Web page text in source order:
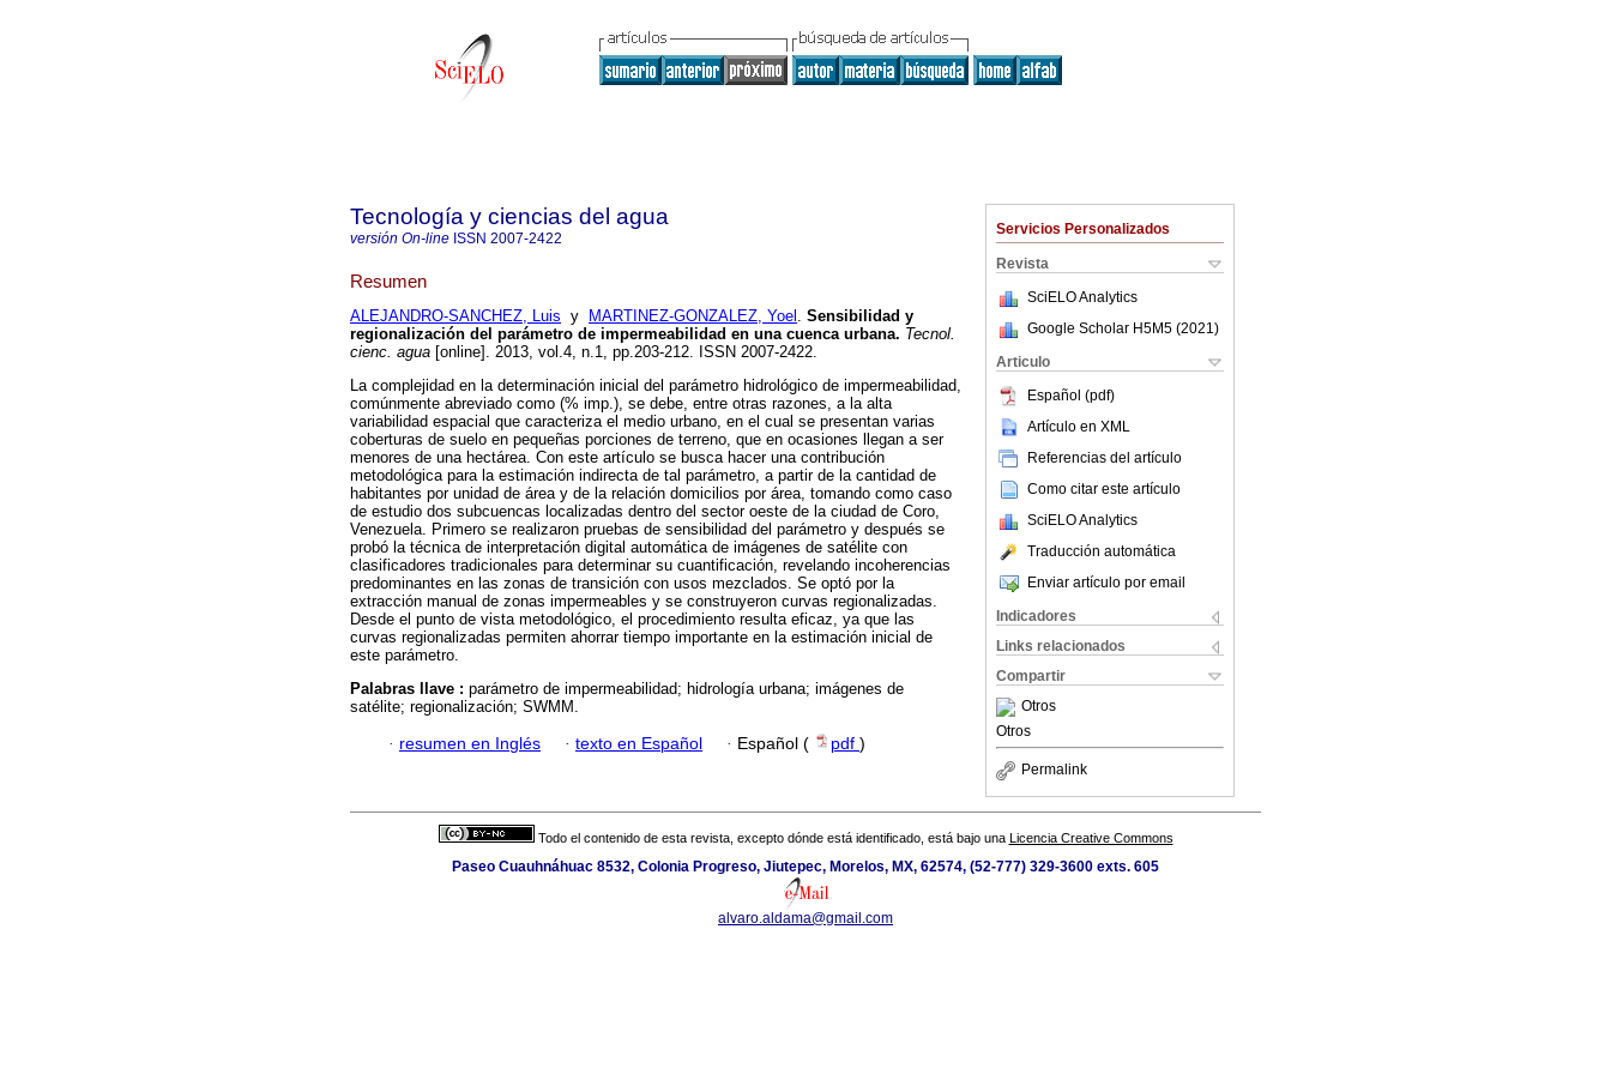
Servicios Personalizados
Revista
SciELO Analytics
Google Scholar H5M5 (2021 )
Articulo
Español (pdf)
Artículo en XML
Referencias del artículo
Como citar este artículo
SciELO Analytics
Traducción automática
Enviar artículo por email
Indicadores
Links relacionados
Compartir
Otros
Otros
Permalink
Tecnología y ciencias del agua
versión On-line ISSN 2007-2422
Resumen
ALEJANDRO-SANCHEZ, Luis y MARTINEZ-GONZALEZ, Yoel . Sensibilidad y
regionalización del parámetro de impermeabilidad en una cuenca urbana. Tecnol.
cienc. agua [online]. 2013, vol.4, n.1, pp.203-212. ISSN 2007-2422.
La complejidad en la determinación inicial del parámetro hidrológico de impermeabilidad,
comúnmente abreviado como (% imp.), se debe, entre otras razones, a la alta
variabilidad espacial que caracteriza el medio urbano, en el cual se presentan varias
coberturas de suelo en pequeñas porciones de terreno, que en ocasiones llegan a ser
menores de una hectárea. Con este artículo se busca hacer una contribución
metodológica para la estimación indirecta de tal parámetro, a partir de la cantidad de
habitantes por unidad de área y de la relación domicilios por área, tomando como caso
de estudio dos subcuencas localizadas dentro del sector oeste de la ciudad de Coro,
Venezuela. Primero se realizaron pruebas de sensibilidad del parámetro y después se
probó la técnica de interpretación digital automática de imágenes de satélite con
clasificadores tradicionales para determinar su cuantificación, revelando incoherencias
predominantes en las zonas de transición con usos mezclados. Se optó por la
extracción manual de zonas impermeables y se construyeron curvas regionalizadas.
Desde el punto de vista metodológico, el procedimiento resulta eficaz, ya que las
curvas regionalizadas permiten ahorrar tiempo importante en la estimación inicial de
este parámetro.
Palabras llave : parámetro de impermeabilidad; hidrología urbana; imágenes de
satélite; regionalización; SWMM.
· resumen en Inglés · texto en Español · Español ( pdf )
Todo el contenido de esta revista, excepto dónde está identificado, está bajo una Licencia Creative Commons
Paseo Cuauhnáhuac 8532, Colonia Progreso, Jiutepec, Morelos, MX, 62574, (52-777) 329-3600 exts. 605
alvaro.aldama@gmail.com